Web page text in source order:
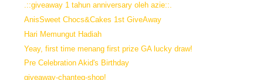
.::giveaway 1 tahun anniversary oleh azie::.
AnisSweet Chocs&Cakes 1st GiveAway
Hari Memungut Hadiah
Yeay, first time menang first prize GA lucky draw!
Pre Celebration Akid's Birthday
giveaway-chanteq-shop!